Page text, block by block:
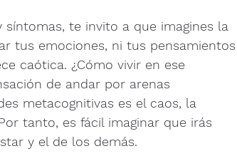
te invito a que imagines la
tus emociones, ni tus pensamientos
caótica. ¿Cómo vivir en ese
de andar por arenas
metacognitivas es el caos, la
tanto, es fácil imaginar que irás
y el de los demás.